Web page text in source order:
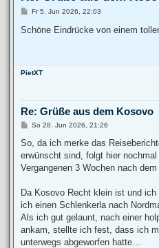
B
i
t
Fr 5. Jun 2026, 22:03
Schöne Eindrücke von einem
PietXT
Re: Grüße aus dem Kosovo
B
i
r
a
So 28. Jun 2026, 21:26
So, da ich merke das
erwünscht sind, folgt hier
Vergangenen 3 Wochen nach
Da Kosovo Recht klein ist und
ich einen Schlenkerla nach
Als ich gut gelaunt, nach einer
ankam, stellte ich fest, dass ich
unterwegs abgeworfen hatte...